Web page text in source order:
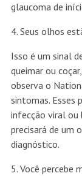
glaucoma de
4. Seus olhos
Isso é um sinal
queimar ou
observa o
sintomas. Esses
infecção viral ou
precisará de um
diagnóstico.
5. Você percebe